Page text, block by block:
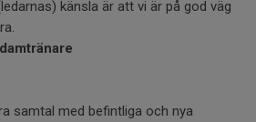
känsla är att vi är på god väg
samtal med befintliga och nya